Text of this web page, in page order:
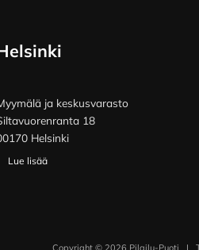
ja keskusvarasto
18
Helsinki
Lue lisää
Copyright © 2026 Pilailu-Puoti |